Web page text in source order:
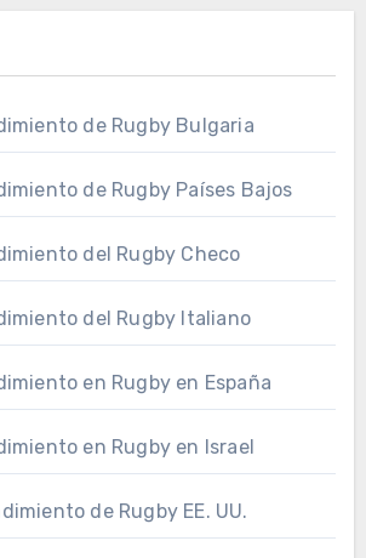
de Rugby Bulgaria
de Rugby Países Bajos
del Rugby Checo
del Rugby Italiano
en Rugby en España
en Rugby en Israel
de Rugby EE. UU.